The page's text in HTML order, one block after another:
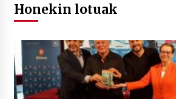
Honekin lotuak